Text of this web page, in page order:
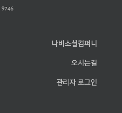
9746
나비소셜컴퍼니
오시는길
관리자 로그인